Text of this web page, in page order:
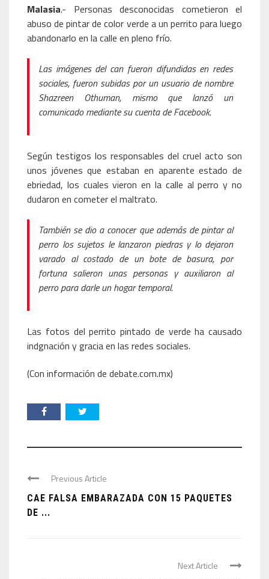
Malasia.- Personas desconocidas cometieron el
abuso de pintar de color verde a un perrito para luego
abandonarlo en la calle en pleno frío.
Las imágenes del can fueron difundidas en redes
sociales, fueron subidas por un usuario de nombre
Shazreen Othuman, mismo que lanzó un
comunicado mediante su cuenta de Facebook.
Según testigos los responsables del cruel acto son
unos jóvenes que estaban en aparente estado de
ebriedad, los cuales vieron en la calle al perro y no
dudaron en cometer el maltrato.
También se dio a conocer que además de pintar al
perro los sujetos le lanzaron piedras y lo dejaron
varado al costado de un bote de basura, por
fortuna salieron unas personas y auxiliaron al
perro para darle un hogar temporal.
Las fotos del perrito pintado de verde ha causado
indgnación y gracia en las redes sociales.
(Con información de debate.com.mx)
Previous Article
CAE FALSA EMBARAZADA CON 15 PAQUETES
DE ...
Next Article